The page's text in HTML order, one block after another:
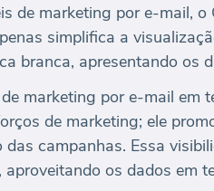
de marketing por e-mail,
simplifica a
branca, apresentando os
marketing por e-mail em
de marketing; ele
campanhas. Essa
os dados em